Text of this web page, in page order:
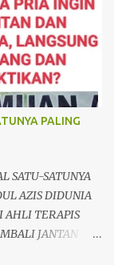
PALING
SATU-SATUNYA
AZIS DIDUNIA
AHLI TERAPIS
JANTAN